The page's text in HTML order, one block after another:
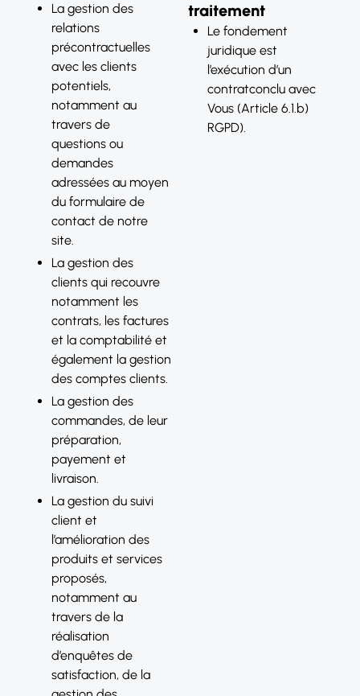
La gestion des
relations
précontractuelles
avec les clients
potentiels,
notamment au
travers de
questions ou
demandes
adressées au moyen
du formulaire de
contact de notre
site.
La gestion des
clients qui recouvre
notamment les
contrats, les factures
et la comptabilité et
également la gestion
des comptes clients.
La gestion des
commandes, de leur
préparation,
payement et
livraison.
La gestion du suivi
client et
l’amélioration des
produits et services
proposés,
notamment au
travers de la
réalisation
d’enquêtes de
satisfaction, de la
traitement
Le fondement
juridique est
l’exécution d’un
contratconclu avec
Vous (Article 6.1.b)
RGPD).